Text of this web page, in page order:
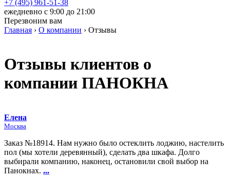
+7 (495) 961-51-38
ежедневно c 9:00 до 21:00
Перезвоним вам
Главная › О компании › Отзывы
Отзывы клиентов о
компании ПАНОКНА
Елена
Москва
Заказ №18914. Нам нужно было остеклить лоджию, настелить
пол (мы хотели деревянный), сделать два шкафа. Долго
выбирали компанию, наконец, остановили свой выбор на
Панокнах. ...